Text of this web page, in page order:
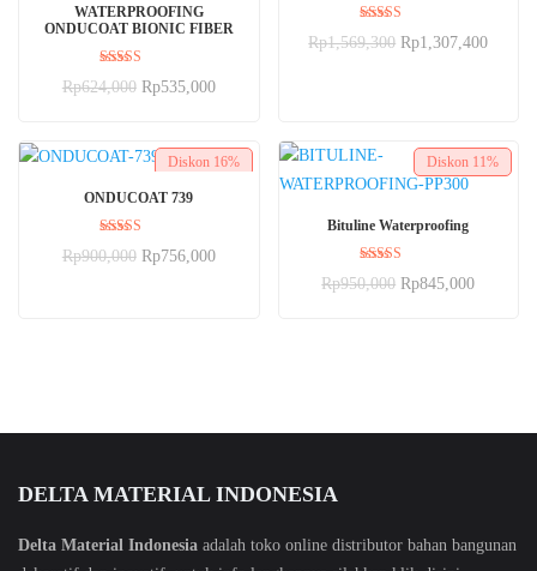
WATERPROOFING
ONDUCOAT BIONIC FIBER
Dinilai
5.00
Rp624,000 Rp535,000
Dinilai
5.00
Rp1,569,300 Rp1,307,400
Diskon 16%
ONDUCOAT 739
Dinilai
5.00
Rp900,000 Rp756,000
Diskon 11%
Bituline Waterproofing
Dinilai
5.00
Rp950,000 Rp845,000
DELTA MATERIAL INDONESIA
Delta Material Indonesia adalah toko online distributor bahan bangunan